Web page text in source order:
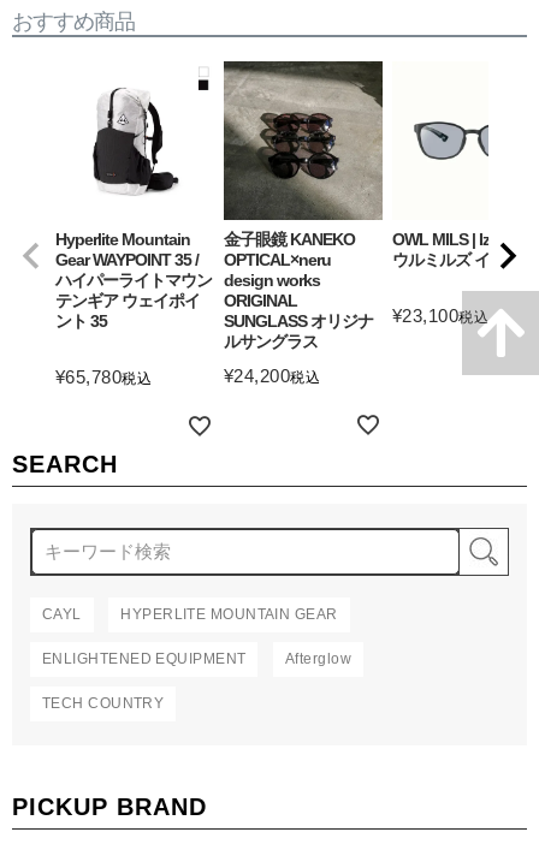
SEARCH
CAYL HYPERLITE MOUNTAIN GEAR
ENLIGHTENED EQUIPMENT Afterglow
TECH COUNTRY
PICKUP BRAND
おすすめ商品
Hyperlite Mountain
Gear WAYPOINT 35 /
ハイパーライトマウン
テンギア ウェイポイ
ント 35
¥65,780税込
金子眼鏡 KANEKO
OPTICAL×neru
design works
ORIGINAL
SUNGLASS オリジナ
ルサングラス
¥24,200税込
OWL MILS | Izanagi
ウルミルズ イザナギ
¥23,100税込
詳細を見る